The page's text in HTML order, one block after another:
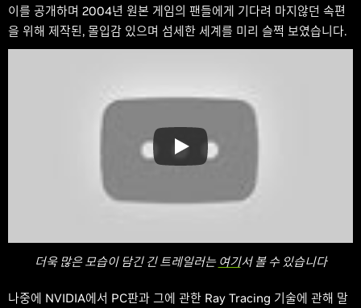
이를 공개하며 2004년 원본 게임의 팬들에게 기다려 마지않던 속편
을 위해 제작된, 몰입감 있으며 섬세한 세계를 미리 슬쩍 보였습니다.
더욱 많은 모습이 담긴 긴 트레일러는 여기서 볼 수 있습니다
나중에 NVIDIA에서 PC판과 그에 관한 Ray Tracing 기술에 관해 말